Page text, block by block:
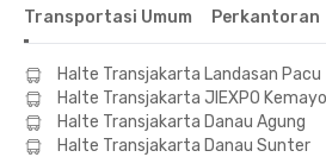
Transportasi Umum
Perkantoran
Halte Transjakarta Landasan Pacu
Halte Transjakarta JIEXPO
Halte Transjakarta Danau Agung
Halte Transjakarta Danau Sunter